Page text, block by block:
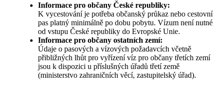
Informace pro občany České republiky:
K vycestování je potřeba občanský průkaz nebo cestovní
pas platný minimálně po dobu pobytu. Vízum není nutné
od vstupu České republiky do Evropské Unie.
Informace pro občany ostatních zemí:
Údaje o pasových a vízových požadavcích včetně
přibližných lhůt pro vyřízení víz pro občany třetích zemí
jsou k dispozici u příslušných úřadů třetí země
(ministerstvo zahraničních věcí, zastupitelský úřad).